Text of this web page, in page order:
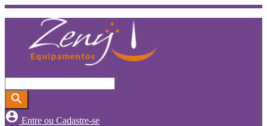
search
account_circle Entre ou Cadastre-se